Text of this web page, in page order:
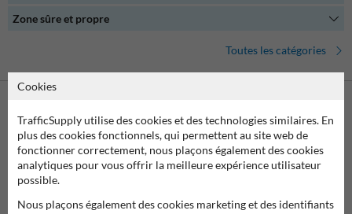
Zone sûre et propre
Toutes les catégories
Contactez notre spécialiste des produits Martin!
Nous sommes disponibles par téléphone aujourd'hui
jusqu'au 17.00 pour toutes vos questions sur nos
produits et services.
04 2957 647 accessible jusqu'à 17.00
Cookies
TrafficSupply utilise des cookies et des technologies similaires. En
plus des cookies fonctionnels, qui permettent au site web de
fonctionner correctement, nous plaçons également des cookies
analytiques pour vous offrir la meilleure expérience utilisateur
possible.
Nous plaçons également des cookies marketing et des identifiants